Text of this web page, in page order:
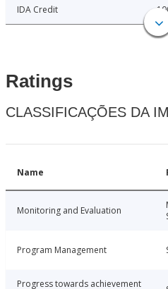
IDA Credit
Ratings
CLASSIFICAÇÕES DA
Name
Monitoring and Evaluation
Program Management
Progress towards achievement